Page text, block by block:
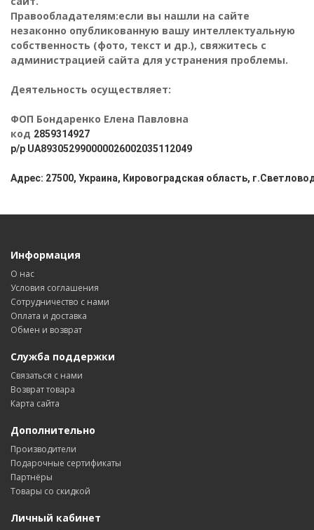
Правообладателям:если вы нашли на сайте
незаконно опубликованную вашу интеллектуальную
собственность (фото, текст и др.), свяжитесь с
администрацией сайта для устранения проблемы.
Деятельность осуществляет:
ФОП Бондаренко Елена Павловна
код 2859314927
р/р UA893052990000026002035112049
Адрес: 27500, Украина, Кировоградская область,
Информация
О нас
Условия соглашения
Сотрудничество с нами
Оплата и доставка
Обмен и возврат
Служба поддержки
Связаться с нами
Возврат товара
Карта сайта
Дополнительно
Производители
Подарочные сертификаты
Партнёры
Товары со скидкой
Личный кабинет